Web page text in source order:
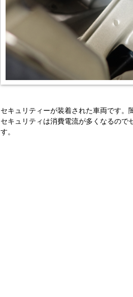
セキュリティーが装着された車両です。
セキュリティは消費電流が多くなるので
す。